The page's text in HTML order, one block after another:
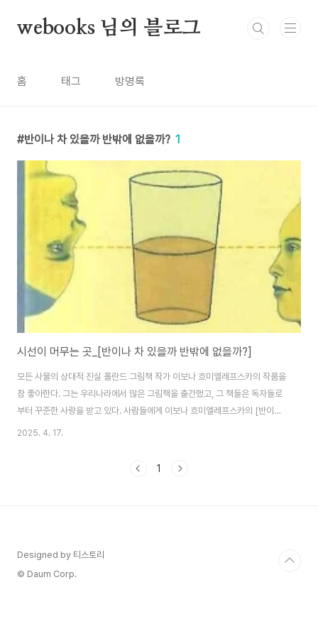
webooks 님의 블로그
홈 태그 방명록
반이나 차 있을까 반밖에 없을까? 1
시선이 머무는 곳_[반이나 차 있을까 반밖에 없을까?]
모든 사물의 상대적 진실 폴란드 그림책 작가 이보나 흐미엘레프스카의 작품을
참 좋아한다. 그는 우리나라에서 많은 그림책을 출간했고, 그 책들은 독자들로
부터 꾸준한 사랑을 받고 있다. 사람들에게 이보나 흐미엘레프스카의 [반이나
있을까 반밖에 없을까?] 책 제목을 가리고 도서명을 유추하게 하면 간혹 책 제
고는 긍정과 부정에 대한 이야기일 것이라고도 한다. 저자는 아래의 글로 상대
2025. 4. 17.
1
Designed by 티스토리
© Daum Corp.